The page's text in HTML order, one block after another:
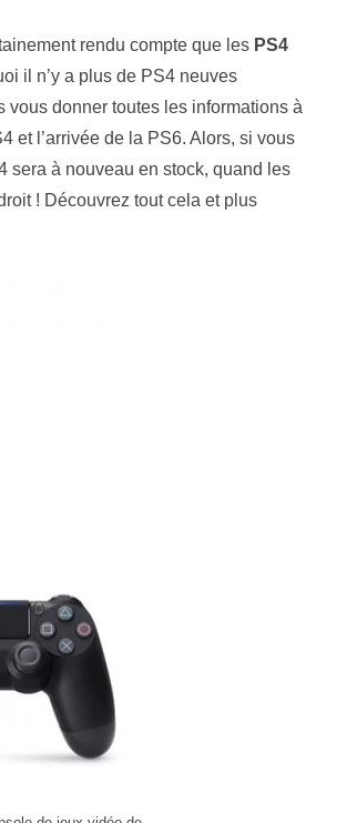
rendu compte que les PS4
il n’y a plus de PS4 neuves
donner toutes les informations à
et l’arrivée de la PS6. Alors, si vous
sera à nouveau en stock, quand les
! Découvrez tout cela et plus